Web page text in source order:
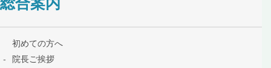
初めての方へ
院長ご挨拶